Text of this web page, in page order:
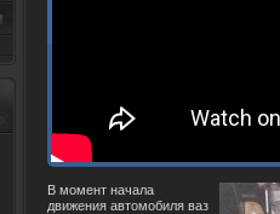
В момент начала
движения автомобиля ваз